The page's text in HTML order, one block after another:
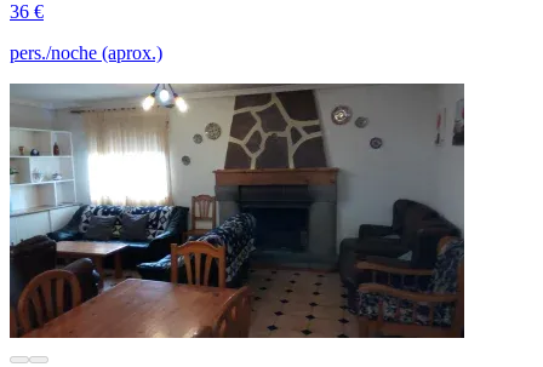
36 €
pers./noche (aprox.)